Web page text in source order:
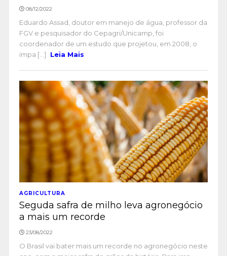
08/12/2022
Eduardo Assad, doutor em manejo de água, professor da
FGV e pesquisador do Cepagri/Unicamp, foi
coordenador de um estudo que projetou, em 2008, o
impa [...]
Leia Mais
AGRICULTURA
Seguda safra de milho leva agronegócio
a mais um recorde
23/08/2022
O Brasil vai bater mais um recorde no agronegócio neste